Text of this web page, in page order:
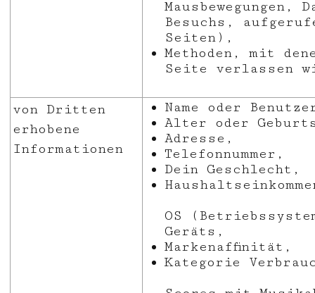
Mausbewegungen,
Besuchs,
Seiten),
Methoden, mit
Seite verlassen
von Dritten
erhobene
Informationen
Name oder
Alter oder
Adresse,
Telefonnummer,
Dein Geschlecht,
OS
Geräts,
Markenaffinität,
Kategorie